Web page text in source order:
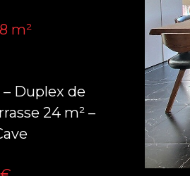
m²
– Duplex de
24 m² –